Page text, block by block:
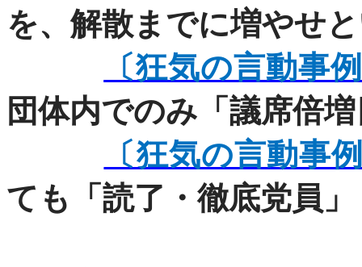
を、解散までに増やせ
〔狂気の言動事
団体内でのみ「議席倍
〔狂気の言動事
ても「読了・徹底党員